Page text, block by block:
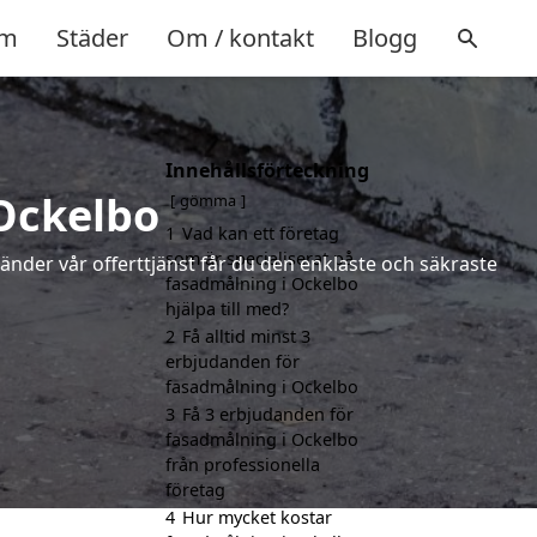
Städer Om / kontakt Blogg
vår offerttjänst får du den enklaste och säkraste
Innehållsförteckning
gömma
1 Vad kan ett företag
som är specialiserat på
fasadmålning i Ockelbo
hjälpa till med?
2 Få alltid minst 3
erbjudanden för
fasadmålning i Ockelbo
3 Få 3 erbjudanden för
fasadmålning i Ockelbo
från professionella
företag
4 Hur mycket kostar